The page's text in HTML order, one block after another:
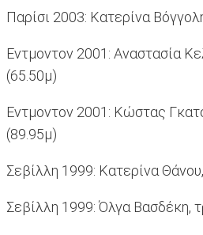
Παρίσι 2003: Κατερίνα
Εντμοντον 2001: Αναστασία
(65.50μ)
Εντμοντον 2001: Κώστας
(89.95μ)
Σεβίλλη 1999: Κατερίνα
Σεβίλλη 1999: Όλγα Βασδέκη,